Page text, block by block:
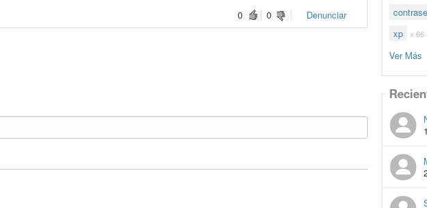
0
0 Denunciar
xp x 66
Ver Más